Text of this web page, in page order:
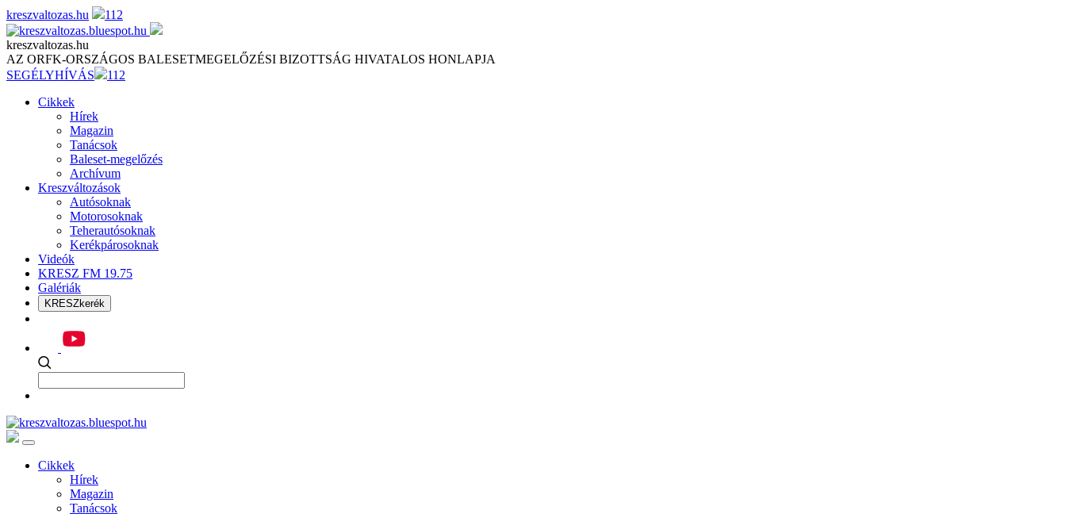
Skip
to
content
kreszvaltozas.hu 112
kreszvaltozas.hu
AZ ORFK-ORSZÁGOS BALESETMEGELŐZÉSI BIZOTTSÁG HIVATALOS HONLAPJA
SEGÉLYHÍVÁS
112
Cikkek
Hírek
Magazin
Tanácsok
Baleset-megelőzés
Archívum
Kreszváltozások
Autósoknak
Motorosoknak
Teherautósoknak
Kerékpárosoknak
Videók
KRESZ FM 19.75
Galériák
KRESZkerék
Cikkek
Hírek
Magazin
Tanácsok